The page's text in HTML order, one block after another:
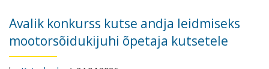
Avalik konkurss kutse andja leidmiseks
mootorsõidukijuhi õpetaja kutsetele